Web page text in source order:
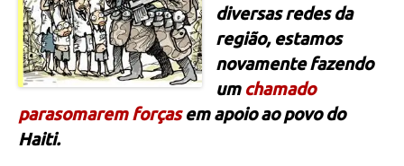
diversas redes da
região, estamos
novamente fazendo
um chamado
parasomarem forçasem apoio ao povo do
Haiti.